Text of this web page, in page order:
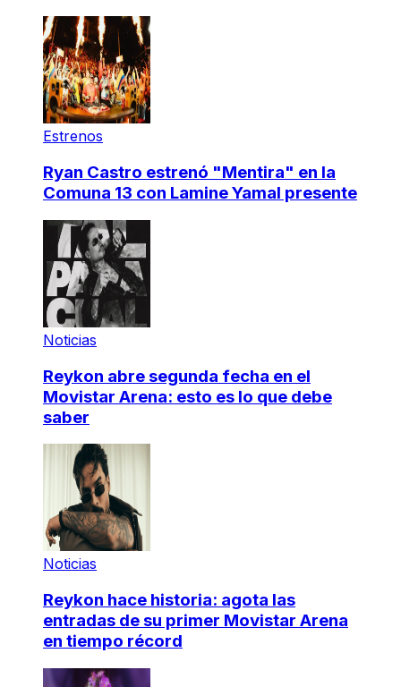
Estrenos
Ryan Castro estrenó "Mentira" en la
Comuna 13 con Lamine Yamal presente
Noticias
Reykon abre segunda fecha en el
Movistar Arena: esto es lo que debe
saber
Noticias
Reykon hace historia: agota las
entradas de su primer Movistar Arena
en tiempo récord